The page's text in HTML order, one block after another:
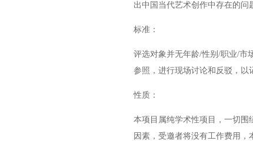
出中国当代艺术创作中存在的问
标准：
评选对象并无年龄/性别/职业/市
参照，进行现场讨论和反驳，以
性质：
本项目属纯学术性项目，一切围
因素，受邀者将没有工作费用，